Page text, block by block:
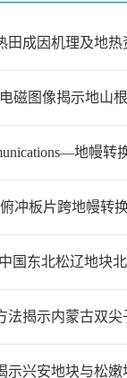
田成因机理及地
磁图像揭示地山
地幔
冲板片跨地幔转
国东北松辽地块
揭示内蒙古双尖
兴安地块与松